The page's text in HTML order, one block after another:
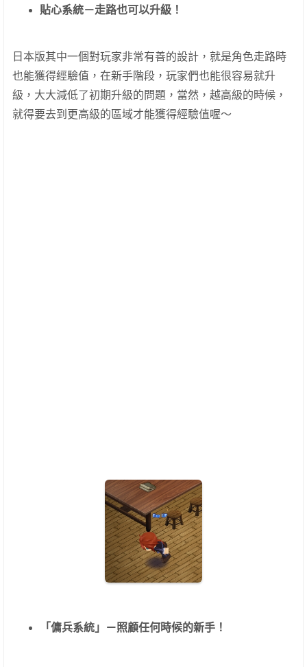
貼心系統－走路也可以升級 ！
日本版其中一個對玩家非常有善的設計，就是角色走路時
也能獲得經驗值，在新手階段，玩家們也能很容易就升
級，大大減低了初期升級的問題，當然，越高級的時候，
就得要去到更高級的區域才能獲得經驗值喔～
「傭兵系統」－照顧任何時候的新手！